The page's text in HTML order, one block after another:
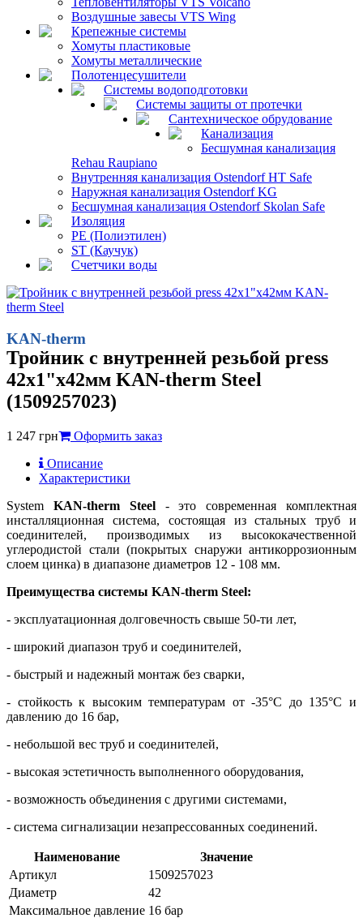
Воздушные завесы VTS Wing
Крепежные системы
Хомуты пластиковые
Хомуты металлические
Полотенцесушители
Системы водоподготовки
Системы защиты от протечки
Сантехническое обрудование
Канализация
Бесшумная канализация
Rehau Raupiano
Внутренняя канализация Ostendorf HT Safe
Наружная канализация Ostendorf KG
Бесшумная канализация Ostendorf Skolan Safe
Изоляция
PE (Полиэтилен)
ST (Каучук)
Счетчики воды
KAN-therm
Тройник с внутренней резьбой press
42x1"x42мм KAN-therm Steel
(1509257023)
1 247 грн
Оформить заказ
Описание
Характеристики
System KAN-therm Steel- это современная комплектная
инсталляционная система, состоящая из стальных труб и
соединителей, производимых из высококачественной
углеродистой стали (покрытых снаружи антикоррозионным
слоем цинка) в диапазоне диаметров 12 - 108 мм.
Преимущества системы KAN-therm Steel:
- эксплуатационная долговечность свыше 50-ти лет,
- широкий диапазон труб и соединителей,
- быстрый и надежный монтаж без сварки,
- стойкость к высоким температурам от -35°C до 135°C и
давлению до 16 бар,
- небольшой вес труб и соединителей,
- высокая эстетичность выполненного оборудования,
- возможность объединения с другими системами,
- система сигнализации незапрессованных соединений.
Наименование
Значение
Артикул
1509257023
Диаметр
42
Максимальное давление 16 бар